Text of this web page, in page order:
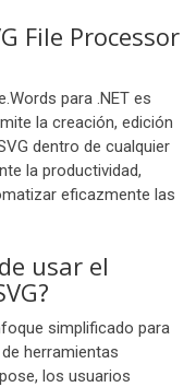
File Processor
para .NET es
la creación, edición
dentro de cualquier
la productividad,
eficazmente las
usar el
simplificado para
herramientas
los usuarios